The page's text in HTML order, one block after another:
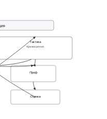
Тактика
Краткосрочно
Проф
Оценка